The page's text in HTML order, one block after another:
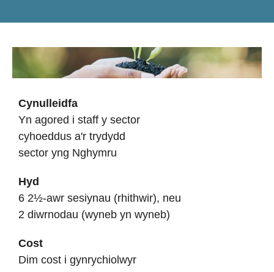
Cynulleidfa
Yn agored i staff y sector
cyhoeddus a'r trydydd
sector yng Nghymru
Hyd
6 2½-awr sesiynau (rhithwir), neu
2 diwrnodau (wyneb yn wyneb)
Cost
Dim cost i gynrychiolwyr